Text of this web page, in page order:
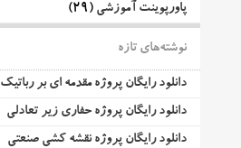
پاورپوینت آموزشی (29)
نوشته‌های تازه
دانلود رایگان پروژه مقدمه ای بر رباتیک
دانلود رایگان پروژه حفاری زیر تعادلی
دانلود رایگان پروژه نقشه کشی صنعتی